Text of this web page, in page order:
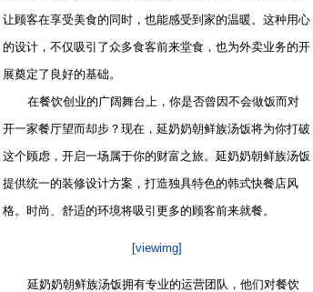
让顾客在享受美食的同时，也能感受到家的温暖。这种用心
的设计，不仅吸引了众多食客前来堂食，也为外卖业务的开
展奠定了良好的基础。
在餐饮创业的广阔舞台上，你是否曾因不会做饭而对
开一家餐厅望而却步？现在，延奶奶朝鲜族汤饭将为你打破
这个顾虑，开启一场属于你的财富之旅。延奶奶朝鲜族汤饭
提供统一的装修设计方案，打造独具特色的韩式快餐店风
格。时尚、舒适的环境将吸引更多的顾客前来就餐。
[viewimg]
延奶奶朝鲜族汤饭拥有专业的运营团队，他们对餐饮